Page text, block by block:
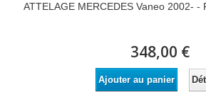
ATTELAGE MERCEDES Vaneo 2002- -
348,00 €
Ajouter au panier